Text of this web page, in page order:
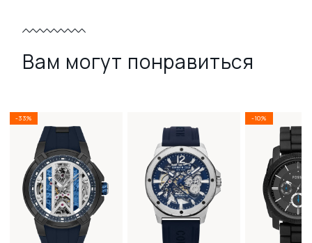
Вам могут понравиться
-33% -10%